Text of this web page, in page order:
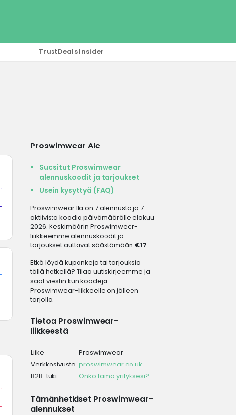
TrustDeals Insider
Proswimwear Ale
Suositut Proswimwear
alennuskoodit ja tarjoukset
Usein kysyttyä (FAQ)
Proswimwear:lla on 7 alennusta ja 7
aktiivista koodia päivämäärälle elokuu
2026. Keskimäärin Proswimwear-
liiikkeemme alennuskoodit ja
tarjoukset auttavat säästämään €17.
Etkö löydä kuponkeja tai tarjouksia
tällä hetkellä? Tilaa uutiskirjeemme ja
saat viestin kun koodeja
Proswimwear-liikkeelle on jälleen
tarjolla.
Tietoa Proswimwear-
liikkeestä
Liike
Proswimwear
Verkkosivusto proswimwear.co.uk
B2B-tuki
Onko tämä yrityksesi?
Tämänhetkiset Proswimwear-
alennukset